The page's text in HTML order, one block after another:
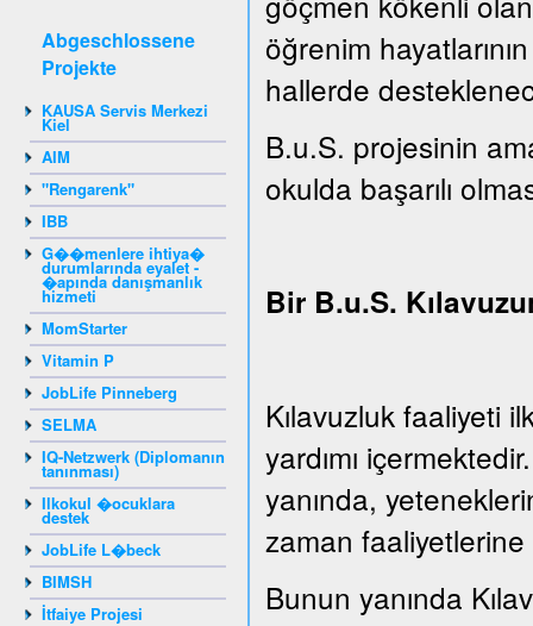
Abgeschlossene
Projekte
KAUSA Servis Merkezi
Kiel
AIM
"Rengarenk"
IBB
G��menlere ihtiya�
durumlarında eyalet -
�apında danışmanlık
hizmeti
MomStarter
Vitamin P
JobLife Pinneberg
SELMA
IQ-Netzwerk (Diplomanın
tanınması)
Ilkokul �ocuklara
destek
JobLife L�beck
BIMSH
İtfaiye Projesi
öğrenim
hallerde
B.u.S. projesinin
okulda başarılı
Bir B.u.S.
Kılavuzluk faaliyeti
yardımı
yanında,
zaman faaliyetlerine
Bunun yanında